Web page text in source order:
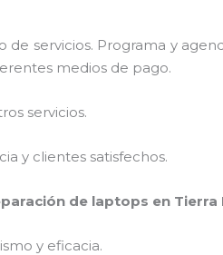
servicios. Programa y
medios de pago.
servicios.
y clientes satisfechos.
de laptops en Tierra
y eficacia.